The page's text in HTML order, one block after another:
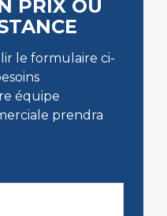
PRIX OU
le formulaire ci-
équipe
prendra